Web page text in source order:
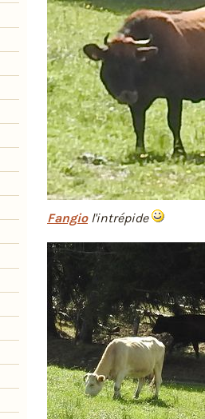
Fangiol'intrépide